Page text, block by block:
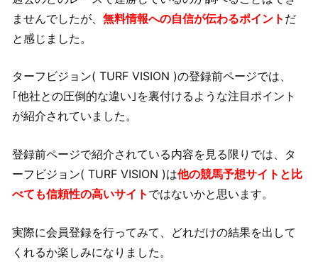
ませんでしたが、 無料情報への自信が伝わるポイント だ
と感じました。
ターフビジョン( TURF VISION )の登録前ページでは、
｢他社との圧倒的な違い｣を裏付けるような注目ポイント
が紹介されていました。
登録前ページで紹介されている内容を見る限りでは、タ
ーフビジョン( TURF VISION )は他の競馬予想サイトと比
べても信頼性の高いサイト ではないかと思います。
実際に会員登録を行ってみて、どれだけの結果を出して
くれるか楽しみになりました。